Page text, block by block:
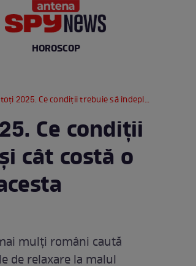
HOROSCOP
trebuie să îndeplinești și cât costă o noapte de cazare anul acesta
Ce condiții
cât costă o
mulți români caută
de relaxare la malul